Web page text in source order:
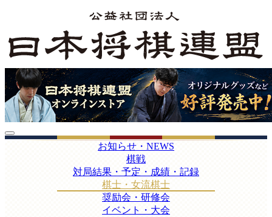
お知らせ・NEWS
棋戦
対局結果・予定・成績・記録
棋士・女流棋士
奨励会・研修会
イベント・大会